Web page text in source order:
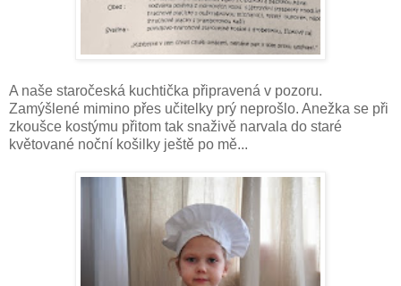
A naše staročeská kuchtička připravená v pozoru.
Zamýšlené mimino přes učitelky prý neprošlo. Anežka se při
zkoušce kostýmu přitom tak snaživě narvala do staré
květované noční košilky ještě po mě...